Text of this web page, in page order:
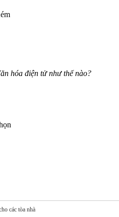
hóa điện tử như thế nào?
các tòa nhà